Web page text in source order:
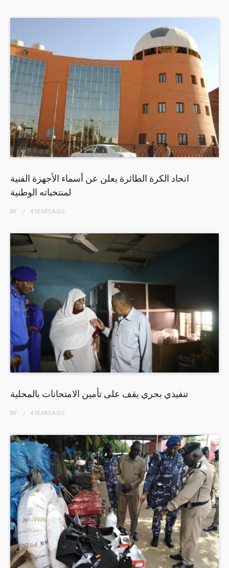
اتحاد الكرة الطائرة يعلن عن أسماء الأجهزة الفنية
لمنتخباته الوطنية
BY 4 YEARSAGO
تنفيذي بحري يقف على تأمين الامتحانات بالمحلية
BY 4 YEARSAGO